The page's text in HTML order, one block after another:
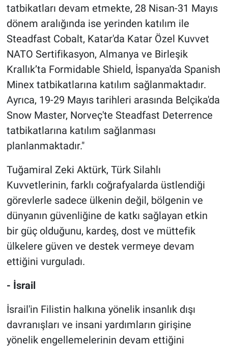
tatbikatları devam etmekte, 28 Nisan-31 Mayıs
dönem aralığında ise yerinden katılım ile
Steadfast Cobalt, Katar'da Katar Özel Kuvvet
NATO Sertifikasyon, Almanya ve Birleşik
Krallık’ta Formidable Shield, İspanya'da Spanish
Minex tatbikatlarına katılım sağlanmaktadır.
Ayrıca, 19-29 Mayıs tarihleri arasında Belçika'da
Snow Master, Norveç'te Steadfast Deterrence
tatbikatlarına katılım sağlanması
planlanmaktadır."
Tuğamiral Zeki Aktürk, Türk Silahlı
Kuvvetlerinin, farklı coğrafyalarda üstlendiği
görevlerle sadece ülkenin değil, bölgenin ve
dünyanın güvenliğine de katkı sağlayan etkin
bir güç olduğunu, kardeş, dost ve müttefik
ülkelere güven ve destek vermeye devam
ettiğini vurguladı.
- İsrail
İsrail'in Filistin halkına yönelik insanlık dışı
davranışları ve insani yardımların girişine
yönelik engellemelerinin devam ettiğini